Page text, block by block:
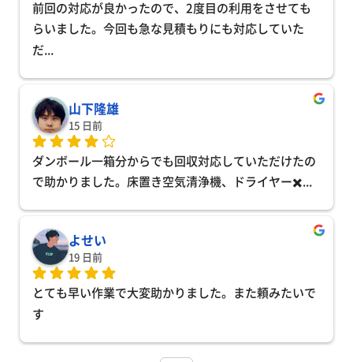
前回の対応が良かったので、2度目の利用をさせても
らいました。今回も急な見積もりにも対応していた
だ...
山下隆雄
15 日前
ダンボール一箱分からでも回収対応していただけたの
で助かりました。床置き空気清浄機、ドライヤー✖️...
よせい
19 日前
とても早い作業で大変助かりました。また頼みたいで
す